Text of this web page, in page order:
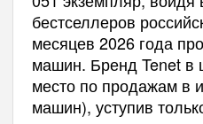
бестселлеров
месяцев 2026 года
машин. Бренд Tenet в
место по продажам в
машин), уступив